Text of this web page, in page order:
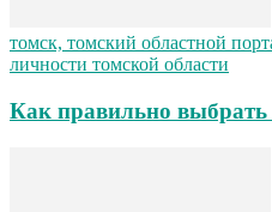
томск, томский областной
личности томской области
Как правильно выбрать